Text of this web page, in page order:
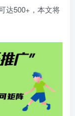
达500+，本文将